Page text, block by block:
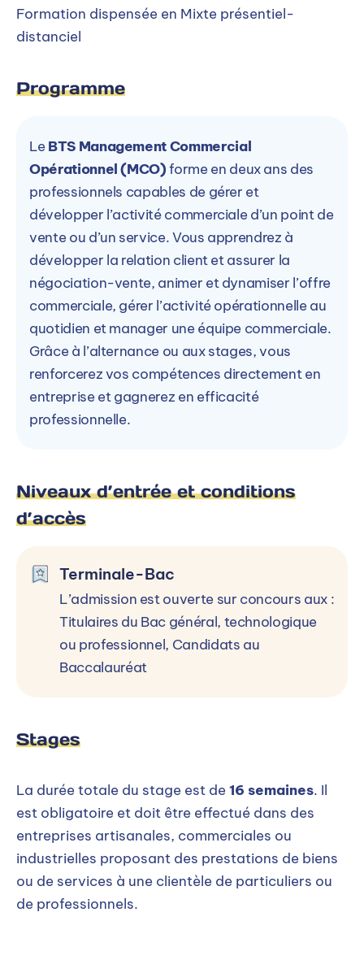
Formation dispensée en Mixte présentiel-
distanciel
Programme
Le BTS Management Commercial
Opérationnel (MCO)forme en deux ans des
professionnels capables de gérer et
développer l’activité commerciale d’un point de
vente ou d’un service. Vous apprendrez à
développer la relation client et assurer la
négociation-vente, animer et dynamiser l’offre
commerciale, gérer l’activité opérationnelle au
quotidien et manager une équipe commerciale.
Grâce à l’alternance ou aux stages, vous
renforcerez vos compétences directement en
entreprise et gagnerez en efficacité
professionnelle.
Niveaux d’entrée et conditions
d’accès
Terminale-Bac
L’admission est ouverte sur concours aux :
Titulaires du Bac général, technologique
ou professionnel, Candidats au
Baccalauréat
Stages
La durée totale du stage est de 16 semaines. Il
est obligatoire et doit être effectué dans des
entreprises artisanales, commerciales ou
industrielles proposant des prestations de biens
ou de services à une clientèle de particuliers ou
de professionnels.